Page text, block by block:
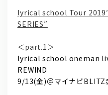
lyrical school Tour
SERIES”
＜part.1＞
lyrical school oneman
REWIND
9/13(金)＠マイナビBLITZ